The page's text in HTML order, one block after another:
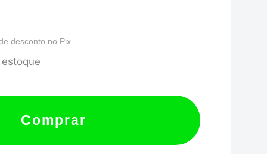
desconto no Pix
estoque
Comprar